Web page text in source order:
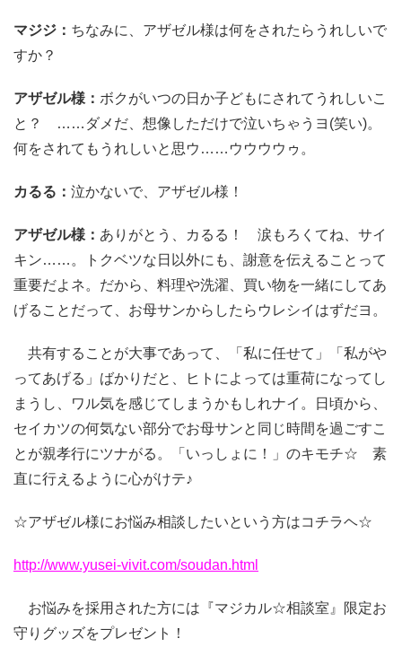
マジジ： ちなみに、アザゼル様は何をされたらうれしいで
すか？
アザゼル様： ボクがいつの日か子どもにされてうれしいこ
と？ ……ダメだ、想像しただけで泣いちゃうヨ(笑い)。
何をされてもうれしいと思ウ……ウウウウゥ。
カるる： 泣かないで、アザゼル様！
アザゼル様： ありがとう、カるる！ 涙もろくてね、サイ
キン……。トクベツな日以外にも、謝意を伝えることって
重要だよネ。だから、料理や洗濯、買い物を一緒にしてあ
げることだって、お母サンからしたらウレシイはずだヨ。
共有することが大事であって、「私に任せて」「私がや
ってあげる」ばかりだと、ヒトによっては重荷になってし
まうし、ワル気を感じてしまうかもしれナイ。日頃から、
セイカツの何気ない部分でお母サンと同じ時間を過ごすこ
とが親孝行にツナがる。「いっしょに！」のキモチ☆ 素
直に行えるように心がけテ♪
☆アザゼル様にお悩み相談したいという方はコチラヘ☆
http://www.yusei-vivit.com/soudan.html
お悩みを採用された方には『マジカル☆相談室』限定お
守りグッズをプレゼント！